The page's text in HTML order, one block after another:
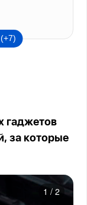
гаджетов
за которые
1 / 2